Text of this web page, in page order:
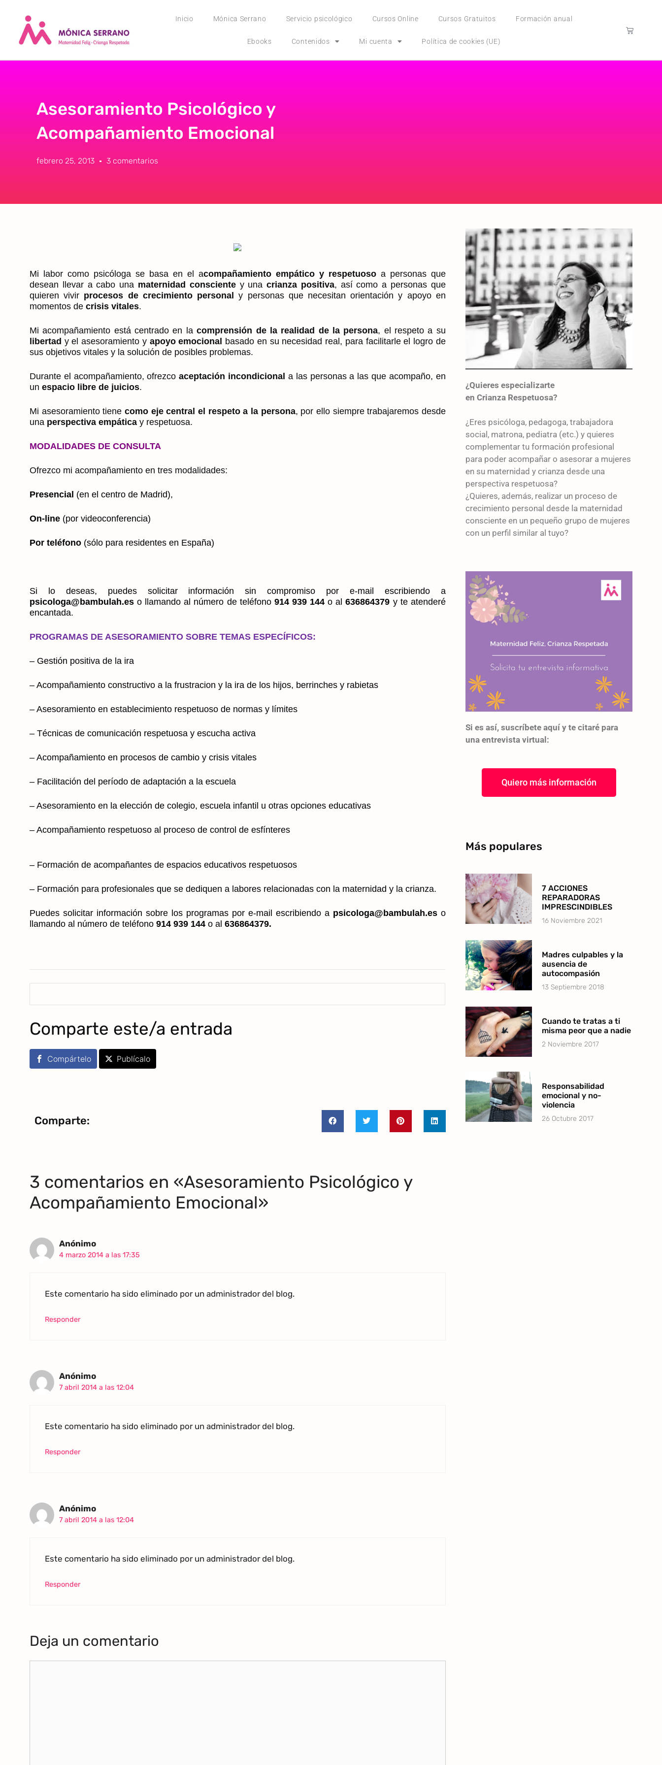
Inicio Mónica Serrano Servicio psicológico Cursos Online Cursos Gratuitos Formación anual
Ebooks Contenidos Mi cuenta Política de cookies (UE)
Asesoramiento Psicológico y
Acompañamiento Emocional
febrero 25, 2013 3 comentarios
Mi labor como psicóloga se basa en el acompañamiento empático y respetuosoa personas que
desean llevar a cabo una maternidad conscientey unacrianza positiva, así como a personas que
quieren vivir procesos de crecimiento personal y personas que necesitan orientación y apoyo en
momentos de crisis vitales.
Mi acompañamiento está centrado en lacomprensión de la realidad de la persona, el respeto a su
libertad y el asesoramiento y apoyo emocional basado en su necesidad real, para facilitarle el logro de
sus objetivos vitales y la solución de posibles problemas.
Durante el acompañamiento, ofrezcoaceptación incondicional a las personas a las que acompaño, en
un espacio libre de juicios.
Mi asesoramiento tiene como eje central el respeto a la persona, por ello siempre trabajaremos desde
una perspectiva empática y respetuosa.
MODALIDADES DE CONSULTA
Ofrezco mi acompañamiento en tres modalidades:
Presencial (en el centro de Madrid),
On-line (por videoconferencia)
Por teléfono (sólo para residentes en España)
Si lo deseas, puedes solicitar información sin compromiso por e-mail escribiendo a
psicologa@bambulah.eso llamando al número de teléfono914 939 144o al 636864379 y te atenderé
encantada.
PROGRAMAS DE ASESORAMIENTO SOBRE TEMAS ESPECÍFICOS:
– Gestión positiva de la ira
– Acompañamiento constructivo a la frustracion y la ira de los hijos, berrinches y rabietas
– Asesoramiento en establecimiento respetuoso de normas y límites
– Técnicas de comunicación respetuosa y escucha activa
– Acompañamiento en procesos de cambio y crisis vitales
– Facilitación del período de adaptación a la escuela
– Asesoramiento en la elección de colegio, escuela infantil u otras opciones educativas
– Acompañamiento respetuoso al proceso de control de esfínteres
– Formación de acompañantes de espacios educativos respetuosos
– Formación para profesionales que se dediquen a labores relacionadas con la maternidad y la crianza.
Puedes solicitar información sobre los programas por e-mail escribiendo a psicologa@bambulah.es o
llamando al número de teléfono 914 939 144 o al 636864379.
Comparte este/a entrada
Compártelo Publícalo
Comparte:
3 comentarios en «Asesoramiento Psicológico y
Acompañamiento Emocional»
Anónimo
4 marzo 2014 a las 17:35
Este comentario ha sido eliminado por un administrador del blog.
Responder
Anónimo
7 abril 2014 a las 12:04
Este comentario ha sido eliminado por un administrador del blog.
Responder
Anónimo
7 abril 2014 a las 12:04
Este comentario ha sido eliminado por un administrador del blog.
Responder
Deja un comentario
¿Quieres especializarte
en Crianza Respetuosa?
¿Eres psicóloga, pedagoga, trabajadora
social, matrona, pediatra (etc.) y quieres
complementar tu formación profesional
para poder acompañar o asesorar a mujeres
en su maternidad y crianza desde una
perspectiva respetuosa?
¿Quieres, además, realizar un proceso de
crecimiento personal desde la maternidad
consciente en un pequeño grupo de mujeres
con un perfil similar al tuyo?
Si es así, suscríbete aquí y te citaré para
una entrevista virtual:
Quiero más información
Más populares
7 ACCIONES
REPARADORAS
IMPRESCINDIBLES
16 Noviembre 2021
Madres culpables y la
ausencia de
autocompasión
13 Septiembre 2018
Cuando te tratas a ti
misma peor que a nadie
2 Noviembre 2017
Responsabilidad
emocional y no-
violencia
26 Octubre 2017